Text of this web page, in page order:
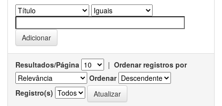
Resultados/Página | Ordenar registros por
Ordenar
Registro(s)